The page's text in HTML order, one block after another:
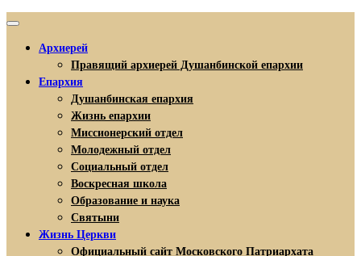
Архиерей
Правящий архиерей Душанбинской епархии
Епархия
Душанбинская епархия
Жизнь епархии
Миссионерский отдел
Молодежный отдел
Социальный отдел
Воскресная школа
Образование и наука
Святыни
Жизнь Церкви
Официальный сайт Московского Патриархата